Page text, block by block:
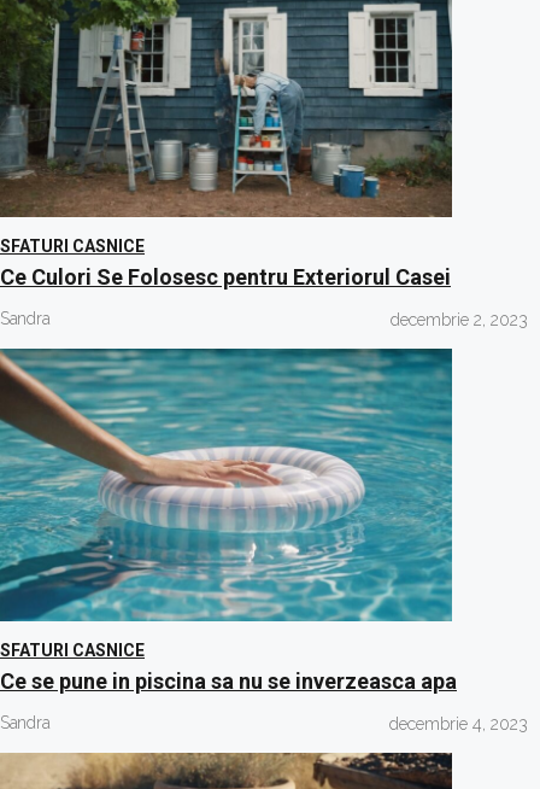
SFATURI CASNICE
Ce Culori Se Folosesc pentru Exteriorul Casei
Sandra decembrie 2, 2023
SFATURI CASNICE
Ce se pune in piscina sa nu se inverzeasca apa
Sandra decembrie 4, 2023